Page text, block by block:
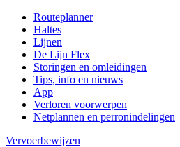
Routeplanner
Haltes
Lijnen
De Lijn Flex
Storingen en omleidingen
Tips, info en nieuws
App
Verloren voorwerpen
Netplannen en perronindelingen
Vervoerbewijzen